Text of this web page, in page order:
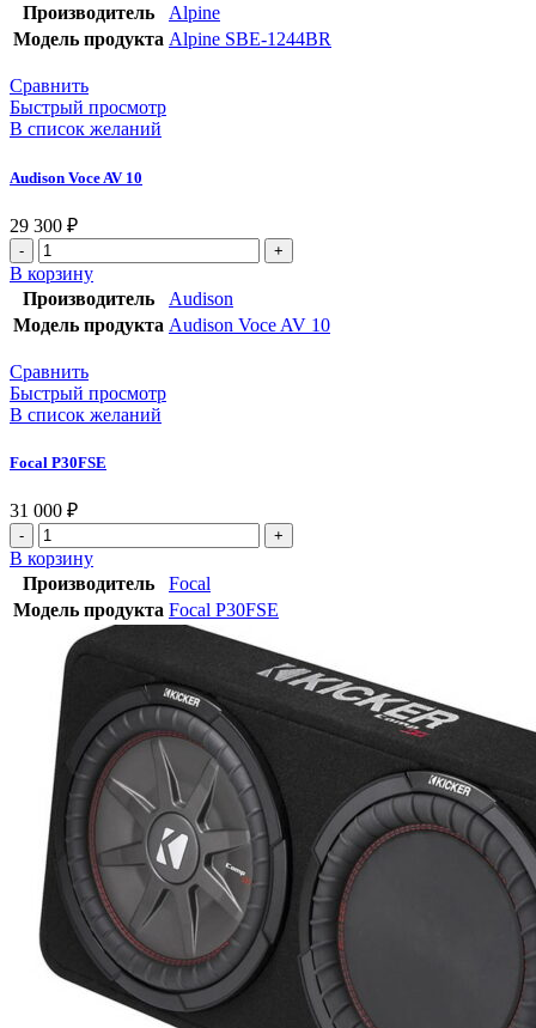
Производитель
Alpine
Модель продукта Alpine SBE-1244BR
Сравнить
Быстрый просмотр
В список желаний
Audison Voce AV 10
29 300 ₽
В корзину
Производитель
Audison
Модель продукта Audison Voce AV 10
Сравнить
Быстрый просмотр
В список желаний
Focal P30FSE
31 000 ₽
В корзину
Производитель
Focal
Модель продукта Focal P30FSE